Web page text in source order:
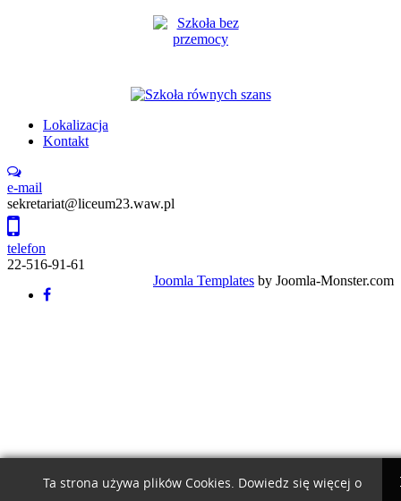
Lokalizacja
Kontakt
e-mail
sekretariat@liceum23.waw.pl
telefon
22-516-91-61
Joomla Templates by Joomla-Monster.com
Back
Ta strona używa plików Cookies. Dowiedz się więcej o